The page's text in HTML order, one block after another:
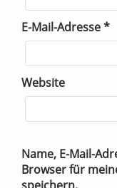
E-Mail-Adresse*
Website
Name, E-Mail-
Browser für